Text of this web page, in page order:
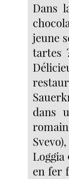
Dans
jeune
tartes
dans
romain
en fer